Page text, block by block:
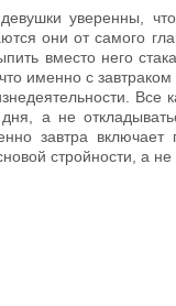
уверенны,
они от самого
вместо него
именно с
Все
а не
завтра
стройности, а не